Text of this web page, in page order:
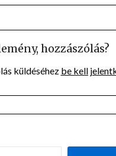
hozzászólás?
küldéséhez be kell